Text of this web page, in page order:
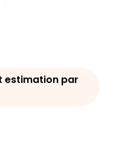
estimation par